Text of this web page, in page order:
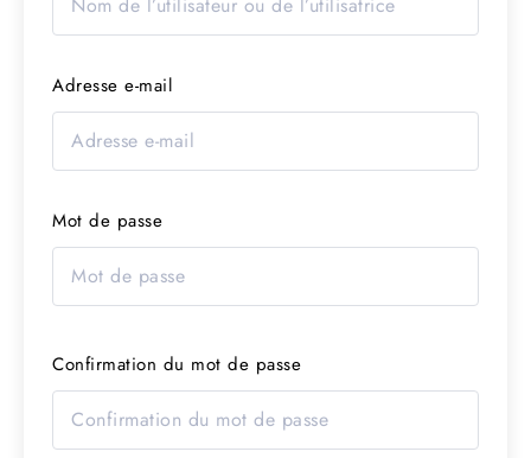
Adresse e-mail
Mot de passe
Confirmation du mot de passe